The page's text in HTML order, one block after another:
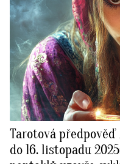
Tarotová předpověď
do 16. listopadu